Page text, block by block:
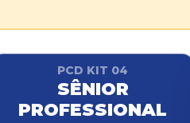
PCD KIT 04
SÊNIOR
PROFESSIONAL